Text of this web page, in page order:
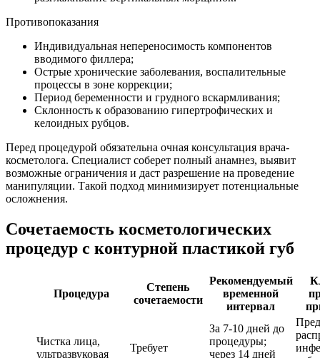
Противопоказания
Индивидуальная непереносимость компонентов
вводимого филлера;
Острые хронические заболевания, воспалительные
процессы в зоне коррекции;
Период беременности и грудного вскармливания;
Склонность к образованию гипертрофических и
келоидных рубцов.
Перед процедурой обязательна очная консультация врача-
косметолога. Специалист соберет полный анамнез, выявит
возможные ограничения и даст разрешение на проведение
манипуляции. Такой подход минимизирует потенциальные
осложнения.
Сочетаемость косметологических
процедур с контурной пластикой губ
Процедура
Степень
сочетаемости
Рекомендуемый
временной
интервал
Чистка лица,
ультразвуковая
Требует
За 7-10 дней до
процедуры;
через 14 дней